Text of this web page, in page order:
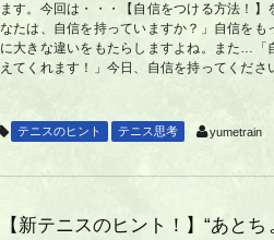
ます。今回は・・・【自信をつける方法！】
なたは、自信を持っていますか？」自信をも
に大きな違いをもたらしますよね。また…「
えてくれます！」今日、自信を持ってくださ
テニスのヒント テニス思考 yumetrain
【新テニスのヒント！】“あと